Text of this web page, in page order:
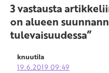
3 vastausta
on alueen
tulevaisuudessa”
knuutila
19.6.2019 09:49